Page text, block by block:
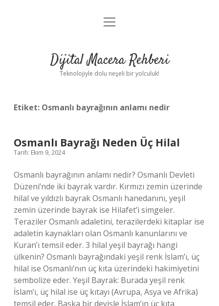
Anasayfa
Yasal Uyarı
menüyü
Dijital Macera Rehberi
Teknolojiyle dolu neşeli bir yolculuk!
Etiket: Osmanlı bayrağının anlamı nedir
Osmanlı Bayrağı Neden Üç Hilal
Tarih: Ekim 9, 2024
Osmanlı bayrağının anlamı nedir? Osmanlı Devleti
Düzeni’nde iki bayrak vardır. Kırmızı zemin üzerinde
hilal ve yıldızlı bayrak Osmanlı hanedanını, yeşil
zemin üzerinde bayrak ise Hilafet’i simgeler.
Teraziler Osmanlı adaletini, terazilerdeki kitaplar ise
adaletin kaynakları olan Osmanlı kanunlarını ve
Kuran’ı temsil eder. 3 hilal yeşil bayrağı hangi
ülkenin? Osmanlı bayrağındaki yeşil renk İslam’ı, üç
hilal ise Osmanlı’nın üç kıta üzerindeki hakimiyetini
sembolize eder. Yeşil Bayrak: Burada yeşil renk
İslam’ı, üç hilal ise üç kıtayı (Avrupa, Asya ve Afrika)
temsil eder. Başka bir deyişle İslam’ın üç kıta